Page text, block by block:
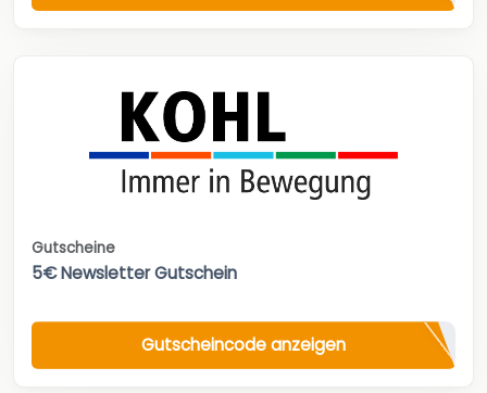
Gutscheine
5€ Newsletter Gutschein
Gutscheincode anzeigen